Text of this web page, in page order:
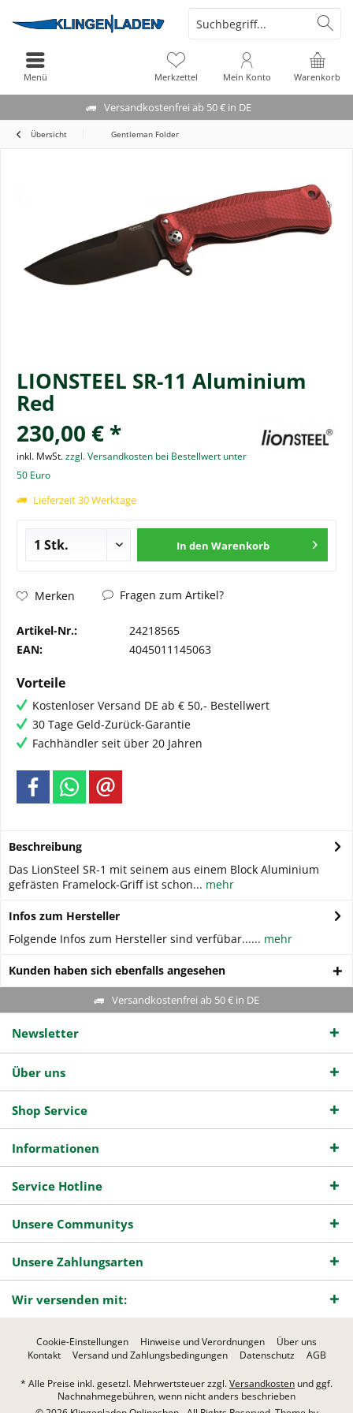
Versandkostenfrei ab 50 € in DE
Warenkorb
Merkzettel Mein Konto
Menü
Übersicht Gentleman Folder
LIONSTEEL SR-11 Aluminium
Red
230,00 € *
inkl. MwSt.zzgl. Versandkosten bei Bestellwert unter
50 Euro
Lieferzeit 30 Werktage
In den Warenkorb
Merken Fragen zum Artikel?
Artikel-Nr.:
24218565
EAN:
4045011145063
Vorteile
Kostenloser Versand DE ab € 50,- Bestellwert
30 Tage Geld-Zurück-Garantie
Fachhändler seit über 20 Jahren
Beschreibung
Das LionSteel SR-1 mit seinem aus einem Block Aluminium
gefrästen Framelock-Griff ist schon... mehr
Infos zum Hersteller
Folgende Infos zum Hersteller sind verfübar...... mehr
Kunden haben sich ebenfalls angesehen
Versandkostenfrei ab 50 € in DE
Newsletter
Über uns
Shop Service
Informationen
Service Hotline
Unsere Communitys
Unsere Zahlungsarten
Wir versenden mit:
Cookie-Einstellungen Hinweise und Verordnungen
Über uns
Kontakt
Versand und Zahlungsbedingungen Datenschutz AGB
* Alle Preise inkl. gesetzl. Mehrwertsteuer zzgl.Versandkosten und ggf.
Nachnahmegebühren, wenn nicht anders beschrieben